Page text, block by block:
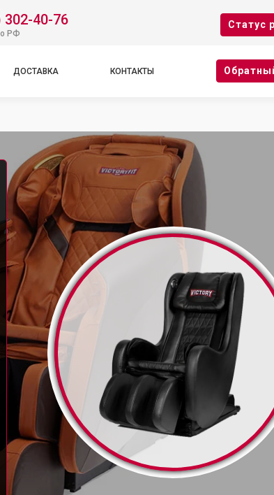
302-40-76
РФ
Cтатус
ДОСТАВКА КОНТАКТЫ